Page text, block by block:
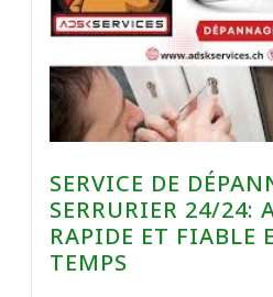
SERVICE DE
SERRURIER 24/24:
RAPIDE ET FIABLE
TEMPS